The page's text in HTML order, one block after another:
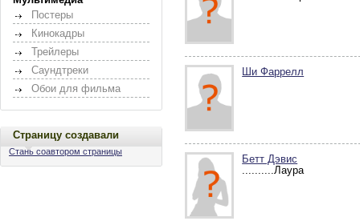
Постеры
Кинокадры
Трейлеры
Саундтреки
Обои для фильма
Страницу создавали
Стань соавтором страницы
Ши Фаррелл
Бетт Дэвис
..........Лаура